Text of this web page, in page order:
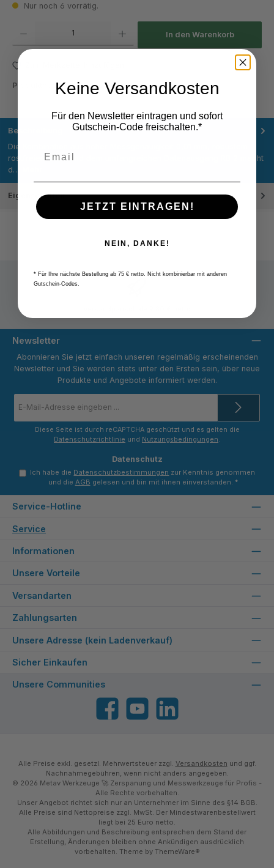
Nur noch 6 vorrätig.
In den Warenkorb
Produktnummer:M217.250
Beschreibung
Die Kombination aus hoher Messgenauigkeit 0,01 mm, robustem
rostfreiem Stahl und dem umfangreichen Datenausgang RB 2 macht
d…
Eigenschaften
Newsletter
Abonnieren Sie jetzt einfach unseren regelmäßig erscheinenden
Newsletter und Sie werden stets unter den Ersten sein, über neue
Produkte und Angebote informiert werden.
Mail-
*
Diese Seite ist durch reCAPTCHA geschützt und es gelten die
Datenschutzrichtlinie und Nutzungsbedingungen.
Datenschutz
Ich habe die Datenschutzbestimmungen zur Kenntnis genommen
und die AGB gelesen und bin mit ihnen einverstanden. *
Service-Hotline
Service
Informationen
Unsere Vorteile
Versandarten
Zahlungsarten
Unsere Adresse (kein Ladenverkauf)
Sicher Einkaufen
Unsere Communities
FacebookYouTube
Alle Preise exkl. gesetzl. Mehrwertsteuer zzgl. Versandkosten und ggf.
Nachnahmegebühren, wenn nicht anders angegeben.
© 2026 Metav Werkzeuge 🚀 Zerspanung und Messwerkzeuge für Profis -
Alle Rechte vorbehalten.
Unser Angebot richtet sich nur an Unternehmer im Sinne des §14 BGB.
Alle Preise sind Nettopreise zzgl. MwSt. Der Mindestwarenbestellwert
liegt bei 25 Euro netto.
Alle Abbildungen und Beschreibung entsprechen dem Stand der
Erstellung, Änderungen bleiben ohne Ankündigen ausdrücklich
vorbehalten. Theme by ThemeWare®
Keine Versandkosten
Für den Newsletter eintragen und sofort
Gutschein-Code freischalten.*
JETZT EINTRAGEN!
NEIN, DANKE!
* Für Ihre nächste Bestellung ab 75 € netto. Nicht kombinierbar mit anderen
Gutschein-Codes.